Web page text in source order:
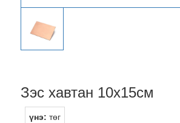
Зэс хавтан 10х15см
үнэ: төг